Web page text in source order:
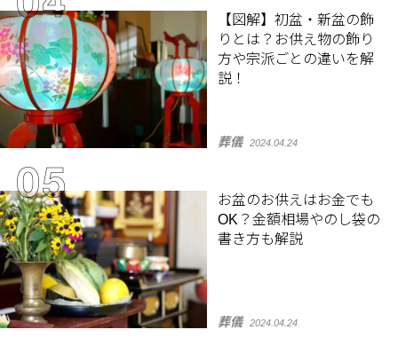
【図解】初盆・新盆の飾
りとは？お供え物の飾り
方や宗派ごとの違いを解
説！
葬儀 2024.04.24
お盆のお供えはお金でも
OK？金額相場やのし袋の
書き方も解説
葬儀 2024.04.24